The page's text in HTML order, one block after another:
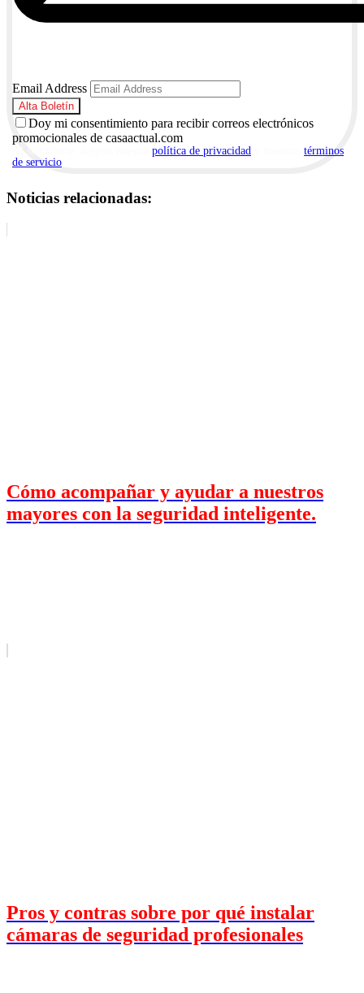
Email Address
Doy mi consentimiento para recibir correos electrónicos
promocionales de casaactual.com
política de privacidad
términos
de servicio
Noticias relacionadas:
Cómo acompañar y ayudar a nuestros
mayores con la seguridad inteligente.
Pros y contras sobre por qué instalar
cámaras de seguridad profesionales